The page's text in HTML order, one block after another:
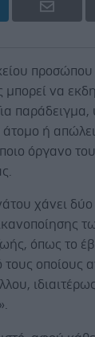
προσώπου
να
παράδειγμα,
άτομο ή
όργανο
χάνει δύο
όπως το
οποίους